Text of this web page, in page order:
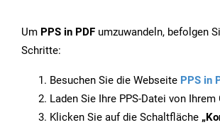
Um PPS in PDF umzuwandeln, befolgen
Schritte:
Besuchen Sie die Webseite PPS in
Laden Sie Ihre PPS-Datei von Ihrem
Klicken Sie auf die Schaltfläche